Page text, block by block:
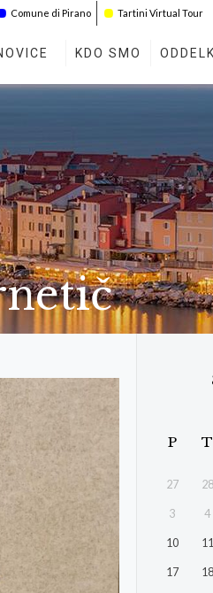
Comune di Pirano Tartini Virtual Tour
KDO SMO ODDELKI
P T
27 28
3 4
10 11
17 18